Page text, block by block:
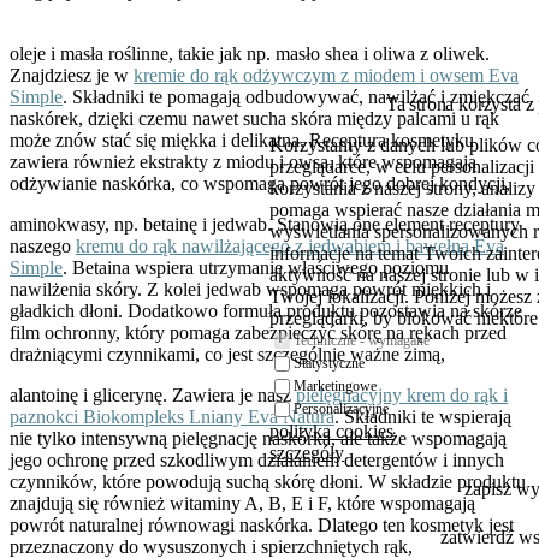
oleje i masła roślinne, takie jak np. masło shea i oliwa z oliwek.
Znajdziesz je w kremie do rąk odżywczym z miodem i owsem Eva
Simple. Składniki te pomagają odbudowywać, nawilżać i zmiękczać
naskórek, dzięki czemu nawet sucha skóra między palcami u rąk
może znów stać się miękka i delikatna. Receptura kosmetyku
zawiera również ekstrakty z miodu i owsa, które wspomagają
odżywianie naskórka, co wspomaga powrót jego dobrej kondycji,
aminokwasy, np. betainę i jedwab. Stanowią one element receptury
naszego kremu do rąk nawilżającego z jedwabiem i bawełną Eva
Simple. Betaina wspiera utrzymanie właściwego poziomu
nawilżenia skóry. Z kolei jedwab wspomaga powrót miękkich i
gładkich dłoni. Dodatkowo formuła produktu pozostawia na skórze
film ochronny, który pomaga zabezpieczyć skórę na rękach przed
drażniącymi czynnikami, co jest szczególnie ważne zimą,
alantoinę i glicerynę. Zawiera je naszpielęgnacyjny krem do rąk i
paznokci Biokompleks Lniany Eva Natura. Składniki te wspierają
nie tylko intensywną pielęgnację naskórka, ale także wspomagają
jego ochronę przed szkodliwym działaniem detergentów i innych
czynników, które powodują suchą skórę dłoni. W składzie produktu
znajdują się również witaminy A, B, E i F, które wspomagają
powrót naturalnej równowagi naskórka. Dlatego ten kosmetyk jest
przeznaczony do wysuszonych i spierzchniętych rąk,
Ta strona korzysta
Korzystamy z danych lub plików
przeglądarce, w celu
korzystania z naszej strony,
pomaga wspierać nasze działania
wyświetlania spersonalizowanych
informacje na temat Twoich
aktywność na naszej stronie lub
Twojej lokalizacji. Poniżej możesz
przeglądarki, by blokować
Techniczne - wymagane
Statystyczne
Marketingowe
Personalizacyjne
polityka cookies
szczegóły
zapisz
zatwierdź